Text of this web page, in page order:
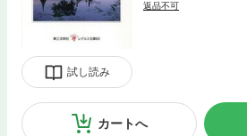
試し読み
返品不可
カートへ